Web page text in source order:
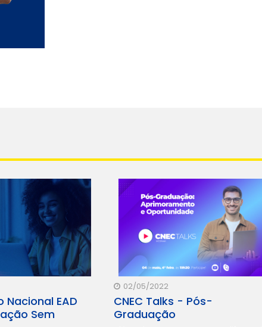
Nacional EAD
Sem
02/05/2022
CNEC Talks - Pós-
Graduação